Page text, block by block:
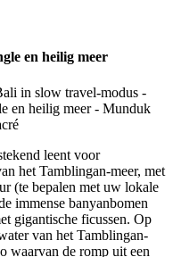
en heilig meer
leent voor
het Tamblingan-meer, met
(te bepalen met uw lokale
immense banyanbomen
gigantische ficussen. Op
van het Tamblingan-
waarvan de romp uit een